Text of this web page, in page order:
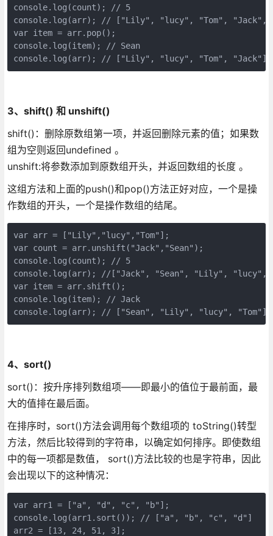
console.log(count); // 5
console.log(arr); // ["Lily", "lucy", "Tom", "Jack",
var item = arr.pop();
console.log(item); // Sean
console.log(arr); // ["Lily", "lucy", "Tom", "Jack"]
3、shift() 和 unshift()
shift()：删除原数组第一项，并返回删除元素的值；如果数
组为空则返回undefined 。
unshift:将参数添加到原数组开头，并返回数组的长度 。
这组方法和上面的push()和pop()方法正好对应，一个是操
作数组的开头，一个是操作数组的结尾。
var arr = ["Lily","lucy","Tom"];
var count = arr.unshift("Jack","Sean");
console.log(count); // 5
console.log(arr); //["Jack", "Sean", "Lily", "lucy",
var item = arr.shift();
console.log(item); // Jack
console.log(arr); // ["Sean", "Lily", "lucy", "Tom"]
4、sort()
sort()：按升序排列数组项——即最小的值位于最前面，最
大的值排在最后面。
在排序时，sort()方法会调用每个数组项的 toString()转型
方法，然后比较得到的字符串，以确定如何排序。即使数组
中的每一项都是数值， sort()方法比较的也是字符串，因此
会出现以下的这种情况：
var arr1 = ["a", "d", "c", "b"];
console.log(arr1.sort()); // ["a", "b", "c", "d"]
arr2 = [13, 24, 51, 3];